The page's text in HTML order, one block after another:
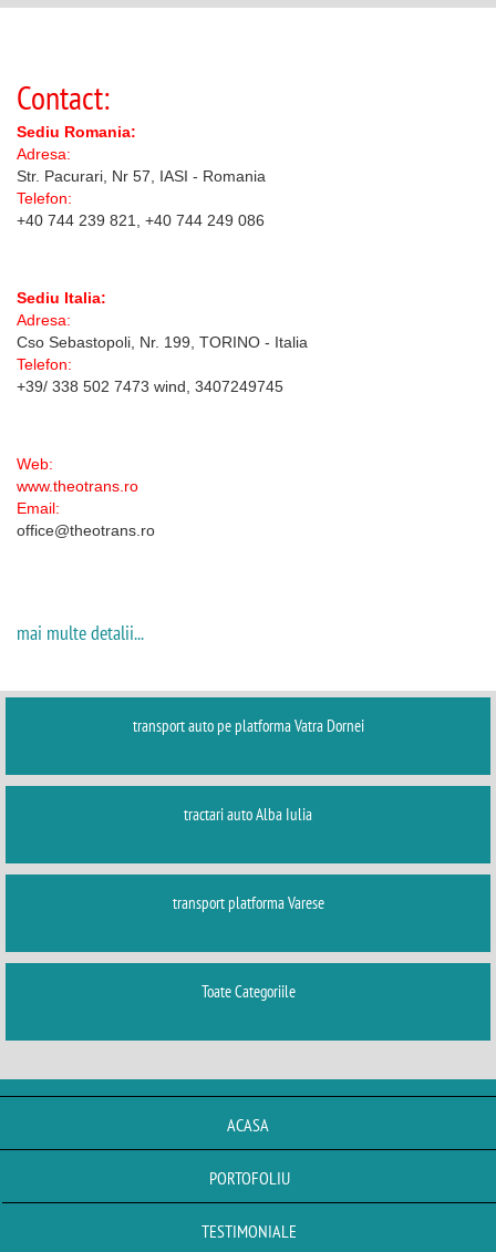
Contact:
Sediu Romania:
Adresa:
Str. Pacurari, Nr 57, IASI - Romania
Telefon:
+40 744 239 821, +40 744 249 086
Sediu Italia:
Adresa:
Cso Sebastopoli, Nr. 199, TORINO - Italia
Telefon:
+39/ 338 502 7473 wind, 3407249745
Web:
www.theotrans.ro
Email:
office@theotrans.ro
mai multe detalii...
transport auto pe platforma Vatra Dornei
tractari auto Alba Iulia
transport platforma Varese
Toate Categoriile
ACASA
PORTOFOLIU
TESTIMONIALE